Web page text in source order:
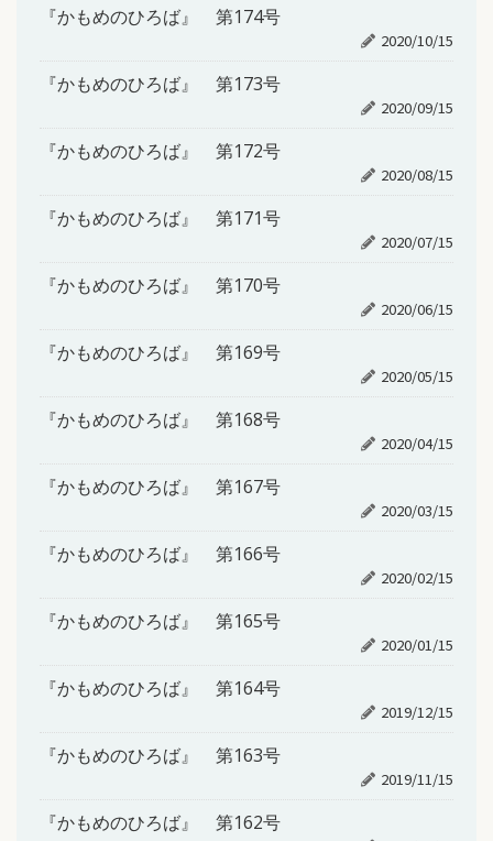
『かもめのひろば』 第174号
2020/10/15
『かもめのひろば』 第173号
2020/09/15
『かもめのひろば』 第172号
2020/08/15
『かもめのひろば』 第171号
2020/07/15
『かもめのひろば』 第170号
2020/06/15
『かもめのひろば』 第169号
2020/05/15
『かもめのひろば』 第168号
2020/04/15
『かもめのひろば』 第167号
2020/03/15
『かもめのひろば』 第166号
2020/02/15
『かもめのひろば』 第165号
2020/01/15
『かもめのひろば』 第164号
2019/12/15
『かもめのひろば』 第163号
2019/11/15
『かもめのひろば』 第162号